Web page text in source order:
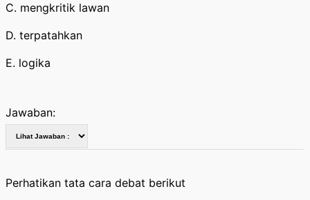
C. mengkritik lawan
D. terpatahkan
E. logika
Jawaban:
Perhatikan tata cara debat berikut